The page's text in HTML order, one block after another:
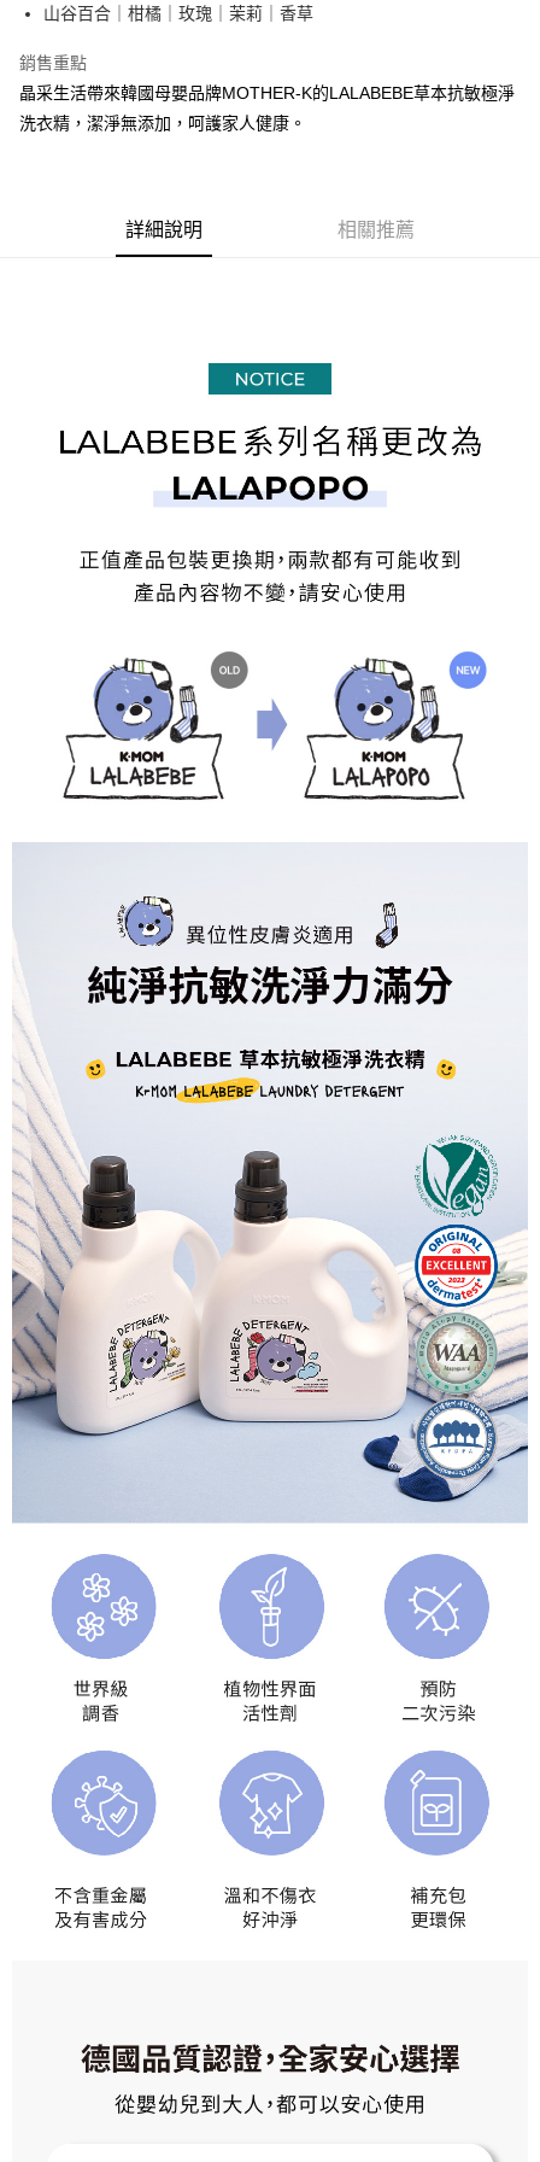
２．訂單成立數日內，您將收到繳費通知簡訊。
ATM／網路銀行／等多元方式進行付款，方視為交易完成。
※ 請注意：結帳手續完成當下不需立刻繳費，但若您需要取消訂單，請聯絡
後付繳納相關費用。
１．透過由恩沛科技股份有限公司提供之「AFTEE先享後付」服務完成之交
３．未成年的使用者請事先徵得法定代理人或監護人之同意方可使用
「AFTEE先享後付」，若未經同意申辦者引起之損失，本公司不負相關責
４．使用「AFTEE先享後付」時，將依據個別帳號之用戶狀況，依本公司即
時審查核予不同之上限額度；若仍有額度不足之情形，本公司將視審查結果
請求用戶進行身份認證。
５．嚴禁一人註冊多個帳號或使用他人資訊註冊。若發現惡意使用之情形，
每筆NT$100，滿NT$999(含以上)免運費
山谷百合｜柑橘｜玫瑰｜茉莉｜香草
銷售重點
晶采生活帶來韓國母嬰品牌MOTHER-K的LALABEBE草本抗敏極淨
洗衣精，潔淨無添加，呵護家人健康。
詳細說明 相關推薦